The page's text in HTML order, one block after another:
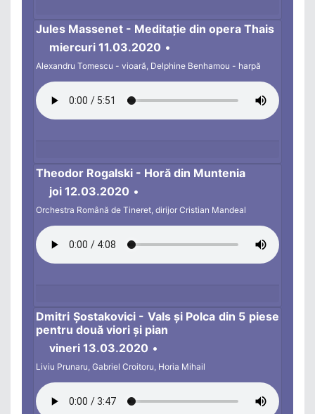
Jules Massenet - Meditație din opera Thais
miercuri 11.03.2020 •
Alexandru Tomescu - vioară, Delphine Benhamou - harpă
Theodor Rogalski - Horă din Muntenia
joi 12.03.2020 •
Orchestra Română de Tineret, dirijor Cristian Mandeal
Dmitri Șostakovici - Vals și Polca din 5 piese
pentru două viori și pian
vineri 13.03.2020 •
Liviu Prunaru, Gabriel Croitoru, Horia Mihail